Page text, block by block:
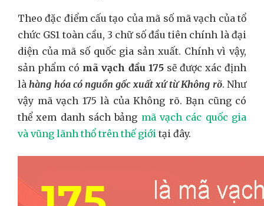
Theo đặc điểm cấu tạo của mã số mã vạch của tổ
chức GS1 toàn cầu, 3 chữ số đầu tiên chính là đại
diện của mã số quốc gia sản xuất. Chính vì vậy,
sản phẩm có mã vạch đầu 175sẽ được xác định
làhàng hóa có nguồn gốc xuất xứ từ Không rõ. Như
vậy mã vạch 175 là của Không rõ. Bạn cũng có
thể xem danh sách bảng mã vạch các quốc gia
và vũng lãnh thổ trên thế giới tại đây.